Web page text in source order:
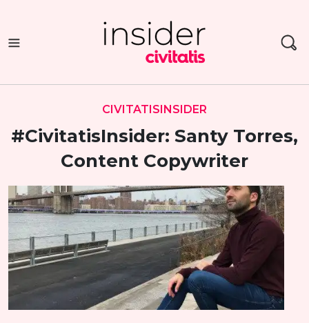
contenido
CIVITATISINSIDER
#CivitatisInsider: Santy Torres,
Content Copywriter